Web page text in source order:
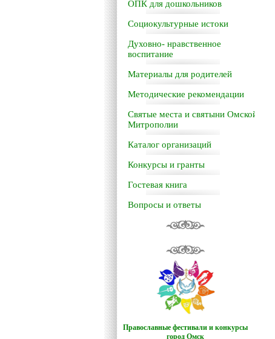
ОПК для дошкольников
Социокультурные истоки
Духовно- нравственное
воспитание
Материалы для родителей
Методические рекомендации
Святые места и святыни Омской
Митрополии
Каталог организаций
Конкурсы и гранты
Гостевая книга
Вопросы и ответы
Православные фестивали и конкурсы
город Омск